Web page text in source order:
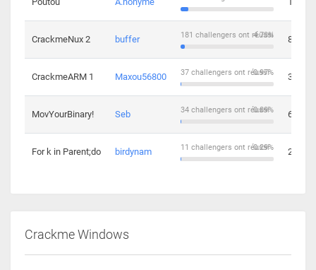
CrackmeNux 2 buffer 4.73%
181 challengers ont réussi 8
CrackmeARM 1 Maxou56800 0.97%
37 challengers ont réussi 3
MovYourBinary! Seb 0.89%
34 challengers ont réussi 6
For k in Parent;do birdynam 0.29%
11 challengers ont réussi 2
Crackme Windows